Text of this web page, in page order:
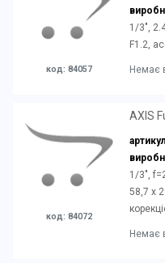
код: 84057
1/3",
F1.2,
Немає
код: 84072
AXIS
1/3",
58,7 x
Немає